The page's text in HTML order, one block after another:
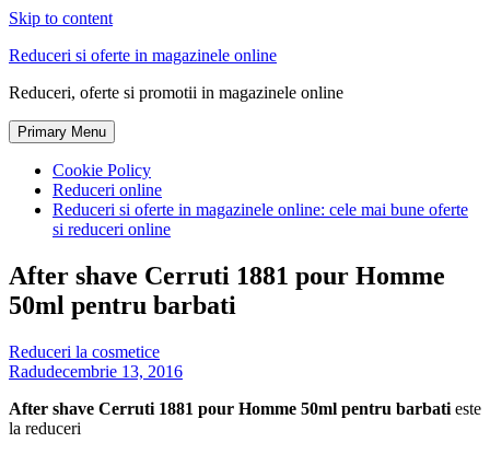
Skip to content
Reduceri si oferte in magazinele online
Reduceri, oferte si promotii in magazinele online
Primary Menu
Cookie Policy
Reduceri online
Reduceri si oferte in magazinele online: cele mai bune oferte
si reduceri online
After shave Cerruti 1881 pour Homme
50ml pentru barbati
Reduceri la cosmetice
Radudecembrie 13, 2016
After shave Cerruti 1881 pour Homme 50ml pentru barbati este
la reduceri